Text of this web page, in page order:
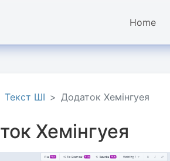
Home
Текст ШІ Додаток Хемінгуея
Хемінгуея